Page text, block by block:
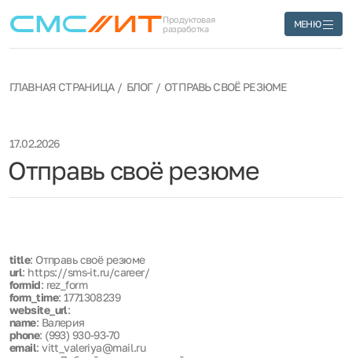
Продуктовая
разработка
МЕНЮ
ГЛАВНАЯ СТРАНИЦА БЛОГ ОТПРАВЬ СВОЁ РЕЗЮМЕ
Отправь своё резюме
17.02.2026
title: Отправь своё резюме
url: https://sms-it.ru/career/
formid: rez_form
form_time: 1771308239
website_url:
name: Валерия
phone: (993) 930-93-70
email: vitt_valeriya@mail.ru